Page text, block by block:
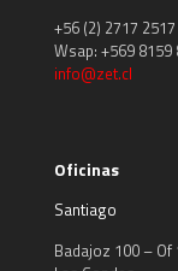
+56 (2) 2717 2517
Wsap: +569 8159
info@zet.cl
Oficinas
Santiago
Badajoz 100 – Of